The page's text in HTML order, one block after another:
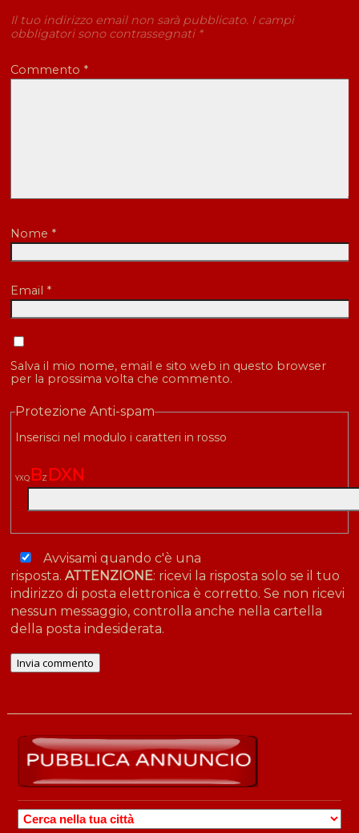
Il tuo indirizzo email non sarà pubblicato. I campi
obbligatori sono contrassegnati *
Commento *
Nome *
Email *
Salva il mio nome, email e sito web in questo browser
per la prossima volta che commento.
Protezione Anti-spam
Inserisci nel modulo i caratteri in rosso
YXQ BZ DXN
Avvisami quando c'è una
risposta.ATTENZIONE: ricevi la risposta solo se il tuo
indirizzo di posta elettronica è corretto. Se non ricevi
nessun messaggio, controlla anche nella cartella
della posta indesiderata.
CERCA